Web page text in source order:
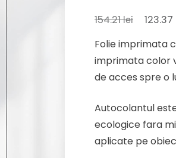
154.21lei
Prețul
a
fost:
154.21
123.37
Folie imprimata
imprimata color
de acces spre o
Autocolantul
ecologice fara
aplicate pe